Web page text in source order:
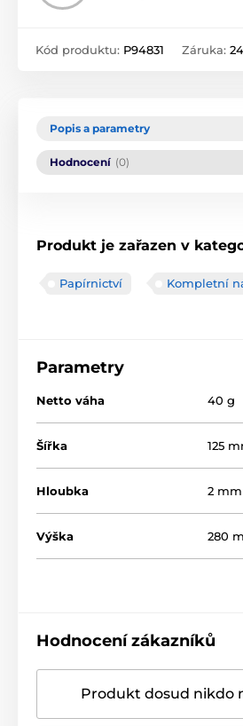
Kód produktu: P94831 Záruka:
Popis a parametry
Hodnocení (0)
Produkt je zařazen v
Papírnictví Kompletní
Parametry
Netto váha 40 g
Šířka 125
Hloubka 2 mm
Výška 280
Hodnocení zákazníků
Produkt dosud nikdo